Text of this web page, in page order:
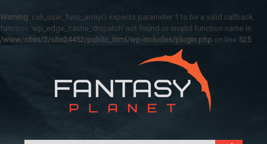
Warning: call_user_func_array() expects parameter 1 to be a valid callback,
function 'wp_edge_cache_dispatch' not found or invalid function name in
/www/sites/2/site24452/public_html/wp-includes/plugin.php on line 525